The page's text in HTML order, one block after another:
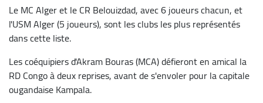
Le MC Alger et le CR Belouizdad, avec 6 joueurs chacun, et
l'USM Alger (5 joueurs), sont les clubs les plus représentés
dans cette liste.
Les coéquipiers d'Akram Bouras (MCA) défieront en amical la
RD Congo à deux reprises, avant de s'envoler pour la capitale
ougandaise Kampala.